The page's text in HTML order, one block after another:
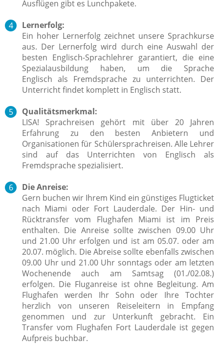
Ausflügen gibt es Lunchpakete.
Lernerfolg:
Ein hoher Lernerfolg zeichnet unsere Sprachkurse
aus. Der Lernerfolg wird durch eine Auswahl der
besten Englisch-Sprachlehrer garantiert, die eine
Spezialausbildung haben, um die Sprache
Englisch als Fremdsprache zu unterrichten. Der
Unterricht findet komplett in Englisch statt.
Qualitätsmerkmal:
LISA! Sprachreisen gehört mit über 20 Jahren
Erfahrung zu den besten Anbietern und
Organisationen für Schülersprachreisen. Alle Lehrer
sind auf das Unterrichten von Englisch als
Fremdsprache spezialisiert.
Die Anreise:
Gern buchen wir Ihrem Kind ein günstiges Flugticket
nach Miami oder Fort Lauderdale. Der Hin- und
Rücktransfer vom Flughafen Miami ist im Preis
enthalten. Die Anreise sollte zwischen 09.00 Uhr
und 21.00 Uhr erfolgen und ist am 05.07. oder am
20.07. möglich. Die Abreise sollte ebenfalls zwischen
09.00 Uhr und 21.00 Uhr sonntags oder am letzten
Wochenende auch am Samtsag (01./02.08.)
erfolgen. Die Fluganreise ist ohne Begleitung. Am
Flughafen werden Ihr Sohn oder Ihre Tochter
herzlich von unseren Reiseleitern in Empfang
genommen und zur Unterkunft gebracht. Ein
Transfer vom Flughafen Fort Lauderdale ist gegen
Aufpreis buchbar.